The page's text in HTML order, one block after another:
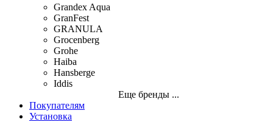
Grandex Aqua
GranFest
GRANULA
Grocenberg
Grohe
Haiba
Hansberge
Iddis
Еще бренды ...
Покупателям
Установка